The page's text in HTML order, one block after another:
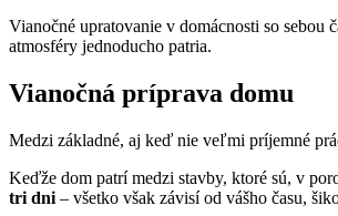
Vianočné upratovanie v domácnosti so sebou
atmosféry jednoducho patria.
Vianočná príprava domu
Medzi základné, aj keď nie veľmi príjemné
Keďže dom patrí medzi stavby, ktoré sú, v
tri dni – všetko však závisí od vášho času,